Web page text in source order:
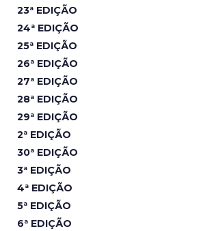
23ª EDIÇÃO
24ª EDIÇÃO
25ª EDIÇÃO
26ª EDIÇÃO
27ª EDIÇÃO
28ª EDIÇÃO
29ª EDIÇÃO
2ª EDIÇÃO
30ª EDIÇÃO
3ª EDIÇÃO
4ª EDIÇÃO
5ª EDIÇÃO
6ª EDIÇÃO